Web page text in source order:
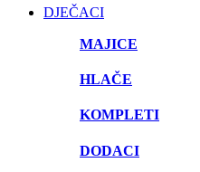
DJEČACI
MAJICE
HLAČE
KOMPLETI
DODACI